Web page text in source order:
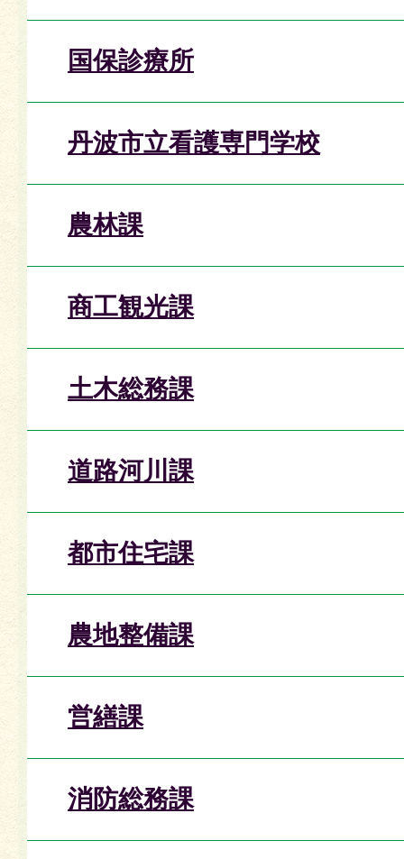
国保診療所
丹波市立看護専門学校
農林課
商工観光課
土木総務課
道路河川課
都市住宅課
農地整備課
営繕課
消防総務課